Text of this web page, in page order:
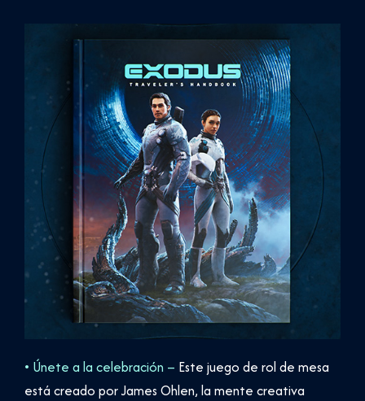
• Únete a la celebración – Este juego de rol de mesa
está creado por James Ohlen, la mente creativa